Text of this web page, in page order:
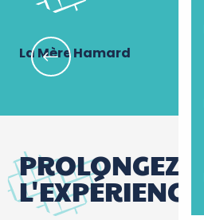
La Mère Hamard
PROLONGEZ
L'EXPÉRIENCE